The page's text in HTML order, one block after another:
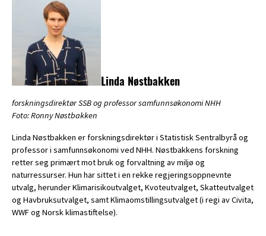
Linda Nøstbakken
forskningsdirektør SSB og professor samfunnsøkonomi NHH
Foto: Ronny Nøstbakken
Linda Nøstbakken er forskningsdirektør i Statistisk Sentralbyrå og
professor i samfunnsøkonomi ved NHH. Nøstbakkens forskning
retter seg primært mot bruk og forvaltning av miljø og
naturressurser. Hun har sittet i en rekke regjeringsoppnevnte
utvalg, herunder Klimarisikoutvalget, Kvoteutvalget, Skatteutvalget
og Havbruksutvalget, samt Klimaomstillingsutvalget (i regi av Civita,
WWF og Norsk klimastiftelse).